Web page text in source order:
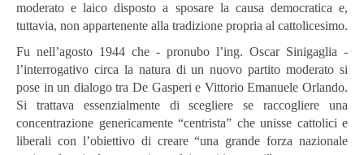
moderato e laico disposto a sposare la causa democratica e,
tuttavia, non appartenente alla tradizione propria al cattolicesimo.
Fu nell’agosto 1944 che - pronubo l’ing. Oscar Sinigaglia -
l’interrogativo circa la natura di un nuovo partito moderato si
pose in un dialogo tra De Gasperi e Vittorio Emanuele Orlando.
Si trattava essenzialmente di scegliere se raccogliere una
concentrazione genericamente “centrista” che unisse cattolici e
liberali con l’obiettivo di creare “una grande forza nazionale